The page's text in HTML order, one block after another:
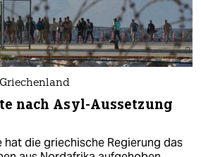
nach Asyl-Aussetzung
hat die griechische Regierung das